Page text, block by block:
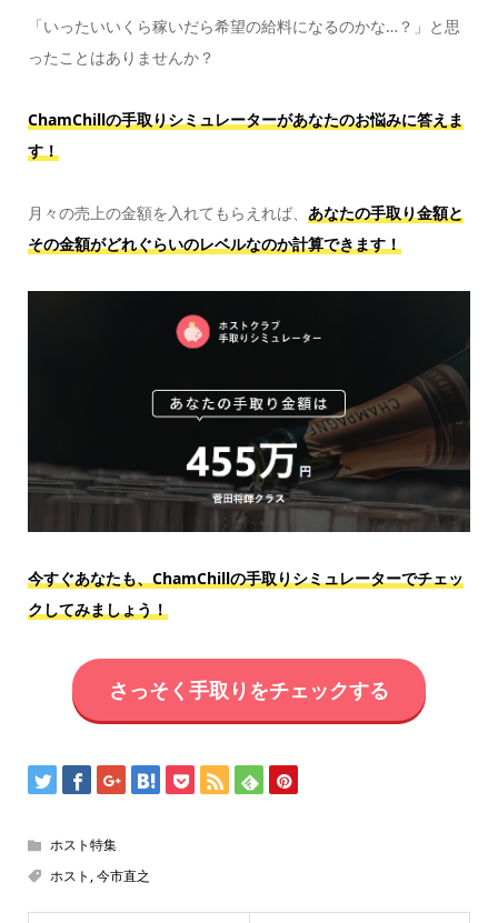
「いったいいくら稼いだら希望の給料になるのかな…？」と思
ったことはありませんか？
ChamChillの手取りシミュレーターがあなたのお悩みに答えま
す！
月々の売上の金額を入れてもらえれば、 あなたの手取り金額と
その金額がどれぐらいのレベルなのか計算できます！
今すぐあなたも、ChamChillの手取りシミュレーターでチェッ
クしてみましょう！
さっそく手取りをチェックする
ホスト特集
ホスト ,今市直之